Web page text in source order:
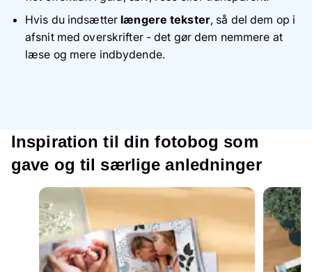
Hvis du indsætter længere tekster, så del dem op i
afsnit med overskrifter - det gør dem nemmere at
læse og mere indbydende.
Inspiration til din fotobog som
gave og til særlige anledninger